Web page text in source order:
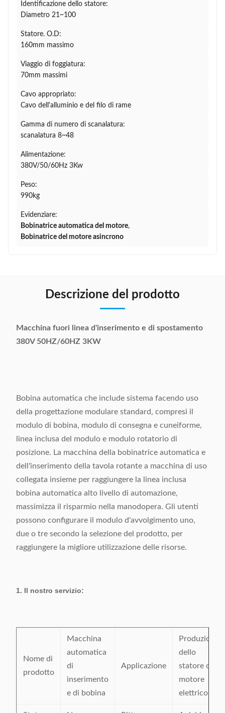
Identificazione dello statore:
Diametro 21~100
Statore. O.D:
160mm massimo
Viaggio di foggiatura:
70mm massimi
Cavo appropriato:
Cavo dell'alluminio e del filo di rame
Gamma di numero di scanalatura:
scanalatura 8~48
Alimentazione:
380V/50/60Hz 3Kw
Peso:
990kg
Evidenziare:
Bobinatrice automatica del motore,
Bobinatrice del motore asincrono
Descrizione del prodotto
Macchina fuori linea d'inserimento e di spostamento
380V 50HZ/60HZ 3KW
Bobina automatica che include sistema facendo uso
della progettazione modulare standard, compresi il
modulo di bobina, modulo di consegna e cuneiforme,
linea inclusa del modulo e modulo rotatorio di
posizione. La macchina della bobinatrice automatica e
dell'inserimento della tavola rotante a macchina di uso
collegata insieme per raggiungere la linea inclusa
bobina automatica alto livello di automazione,
massimizza il risparmio nella manodopera. Gli utenti
possono configurare il modulo d'avvolgimento uno,
due o tre secondo la selezione del prodotto, per
raggiungere la migliore utilizzazione delle risorse.
1. Il nostro servizio:
Nome di
prodotto
Macchina
automatica
di
inserimento
e di bobina
Applicazione
Produzione
dello
statore del
motore
elettrico